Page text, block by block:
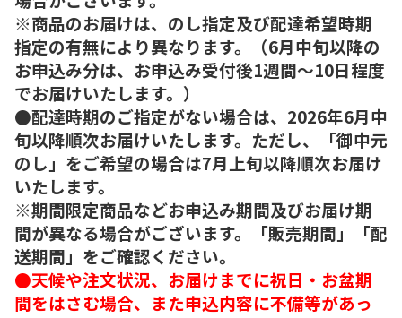
※商品のお届けは、のし指定及び配達希望時期
指定の有無により異なります。（6月中旬以降の
お申込み分は、お申込み受付後1週間～10日程度
でお届けいたします。）
●配達時期のご指定がない場合は、2026年6月中
旬以降順次お届けいたします。ただし、「御中元
のし」をご希望の場合は7月上旬以降順次お届け
いたします。
※期間限定商品などお申込み期間及びお届け期
間が異なる場合がございます。「販売期間」「配
送期間」をご確認ください。
●天候や注文状況、お届けまでに祝日・お盆期
間をはさむ場合、また申込内容に不備等があっ